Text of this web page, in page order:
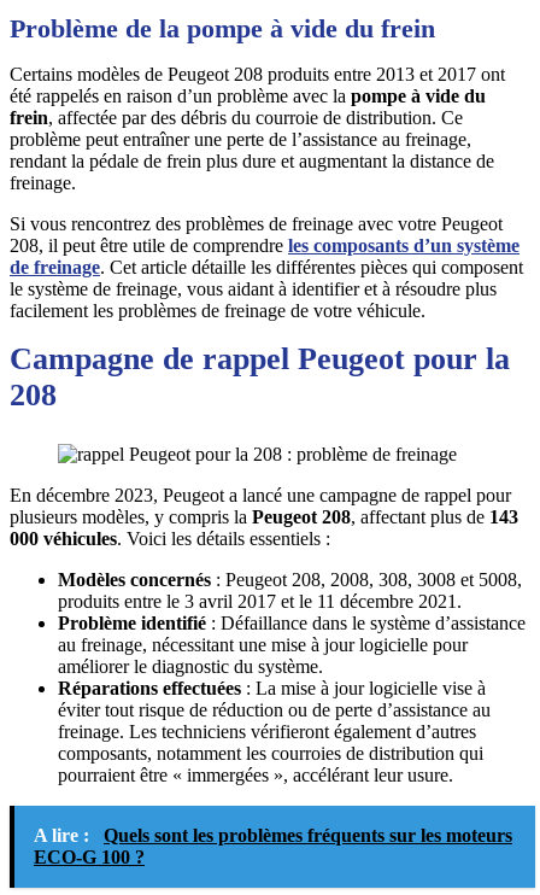
Problème de la pompe à vide du frein
Certains modèles de Peugeot 208 produits entre 2013 et 2017 ont
été rappelés en raison d’un problème avec la pompe à vide du
frein, affectée par des débris du courroie de distribution. Ce
problème peut entraîner une perte de l’assistance au freinage,
rendant la pédale de frein plus dure et augmentant la distance de
freinage.
Si vous rencontrez des problèmes de freinage avec votre Peugeot
208, il peut être utile de comprendre les composants d’un système
de freinage. Cet article détaille les différentes pièces qui composent
le système de freinage, vous aidant à identifier et à résoudre plus
facilement les problèmes de freinage de votre véhicule.
Campagne de rappel Peugeot pour la
208
En décembre 2023, Peugeot a lancé une campagne de rappel pour
plusieurs modèles, y compris la Peugeot 208, affectant plus de 143
000 véhicules. Voici les détails essentiels :
Modèles concernés : Peugeot 208, 2008, 308, 3008 et 5008,
produits entre le 3 avril 2017 et le 11 décembre 2021.
Problème identifié : Défaillance dans le système d’assistance
au freinage, nécessitant une mise à jour logicielle pour
améliorer le diagnostic du système.
Réparations effectuées : La mise à jour logicielle vise à
éviter tout risque de réduction ou de perte d’assistance au
freinage. Les techniciens vérifieront également d’autres
composants, notamment les courroies de distribution qui
pourraient être « immergées », accélérant leur usure.
A lire :
Quels sont les problèmes fréquents sur les moteurs
ECO-G 100 ?